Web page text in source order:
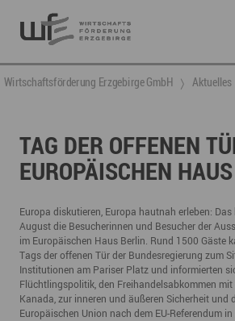
Wirtschaftsförderung Erzgebirge GmbH Aktuelles
TAG DER OFFENEN
EUROPÄISCHEN
Europa diskutieren, Europa hautnah erleben:
August die Besucherinnen und Besucher der
im Europäischen Haus Berlin. Rund 1500 Gäste
Tags der offenen Tür der Bundesregierung zum
Institutionen am Pariser Platz und informierten
Flüchtlingspolitik, den Freihandelsabkommen mit
Kanada, zur inneren und äußeren Sicherheit und
Europäischen Union nach dem EU-Referendum in